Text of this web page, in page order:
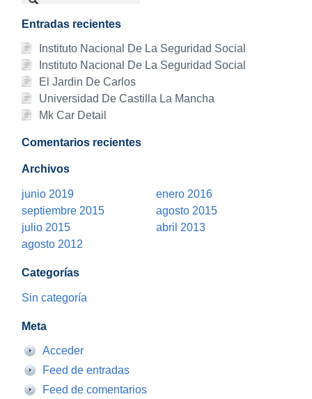
Entradas recientes
Instituto Nacional De La Seguridad Social
Instituto Nacional De La Seguridad Social
El Jardin De Carlos
Universidad De Castilla La Mancha
Mk Car Detail
Comentarios recientes
Archivos
junio 2019
enero 2016
septiembre 2015
agosto 2015
julio 2015
abril 2013
agosto 2012
Categorías
Sin categoría
Meta
Acceder
Feed de entradas
Feed de comentarios